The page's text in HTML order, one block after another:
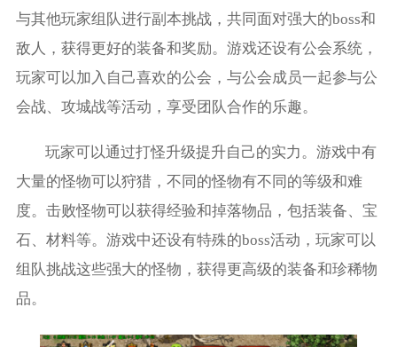
与其他玩家组队进行副本挑战，共同面对强大的boss和
敌人，获得更好的装备和奖励。游戏还设有公会系统，
玩家可以加入自己喜欢的公会，与公会成员一起参与公
会战、攻城战等活动，享受团队合作的乐趣。
玩家可以通过打怪升级提升自己的实力。游戏中有
大量的怪物可以狩猎，不同的怪物有不同的等级和难
度。击败怪物可以获得经验和掉落物品，包括装备、宝
石、材料等。游戏中还设有特殊的boss活动，玩家可以
组队挑战这些强大的怪物，获得更高级的装备和珍稀物
品。